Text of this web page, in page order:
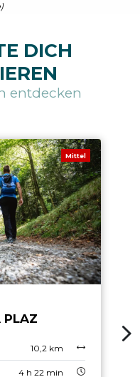
DICH
entdecken
Mittel
PLAZ
10,2 km
4 h 22 min